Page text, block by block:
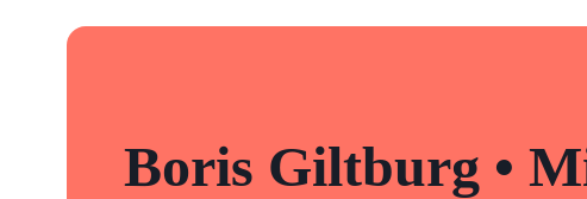
Boris Giltburg •